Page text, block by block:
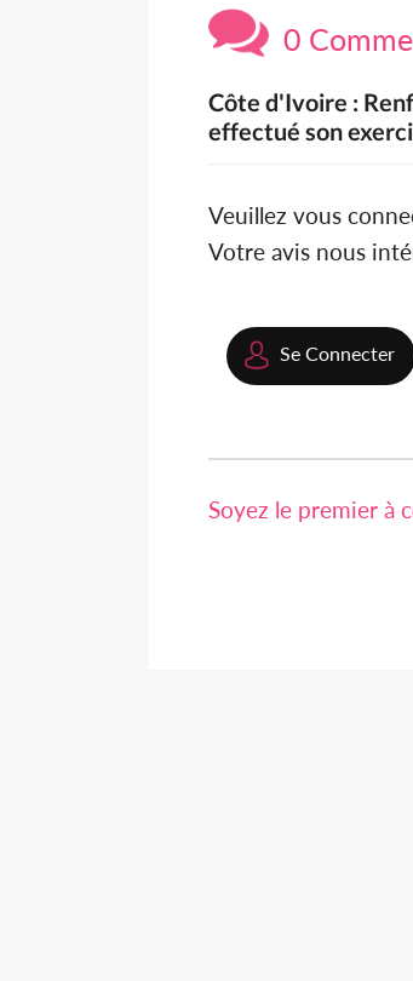
0
Côte d'Ivoire :
effectué son
Veuillez vous
Votre avis nous
Se Connecter
Soyez le premier à